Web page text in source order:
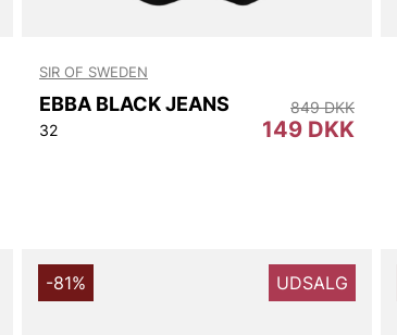
SIR OF SWEDEN
EBBA BLACK JEANS
32 149 DKK
849 DKK
-81% UDSALG